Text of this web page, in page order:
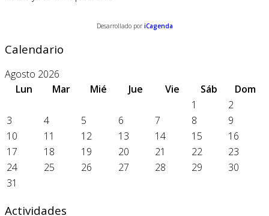
Desarrollado por iCagenda
Calendario
Agosto 2026
Lun
Mar Mié Jue Vie Sáb
Dom
1
2
3
4 5 6 7 8
9
10
11 12 13 14 15
16
17
18 19 20 21 22
23
24
25 26 27 28 29
30
31
Actividades